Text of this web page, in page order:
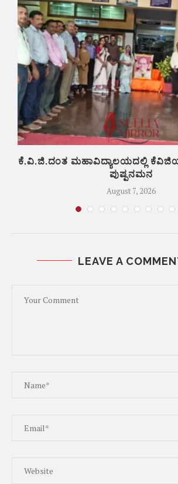
ಕೆ.ವಿ.ಜಿ.ದಂತ ಮಹಾವಿದ್ಯಾಲಯದಲ್ಲಿ
ಪುಷ್ಪನಮನ
August 7, 2026
LEAVE A